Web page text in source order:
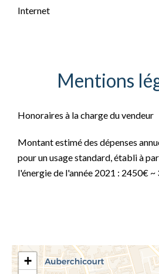
Internet
Mentions
Honoraires à la charge du vendeur
Montant estimé des dépenses
pour un usage standard, établi à
l'énergie de l'année 2021 : 2450€
+